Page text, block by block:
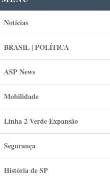
Notícias
BRASIL | POLÍTICA
ASP News
Mobilidade
Linha 2 Verde Expansão
Segurança
História de SP